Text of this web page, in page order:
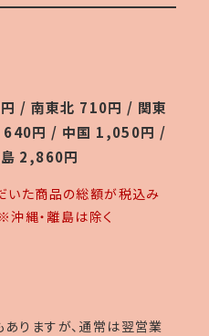
/ 南東北 710円 / 関東
640円 / 中国 1,050円 /
島 2,860円
いた商品の総額が税込み
縄・離島は除く
りますが、通常は翌営業